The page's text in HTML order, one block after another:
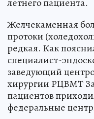
летнего пациента.
Желчекаменная
протоки
редкая. Как
специалист-
заведующий
хирургии РЦВМТ
пациентов
федеральные